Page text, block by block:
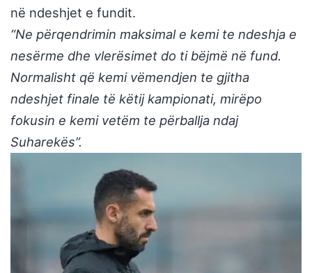
në ndeshjet e fundit.
“Ne përqendrimin maksimal e kemi te ndeshja e
nesërme dhe vlerësimet do ti bëjmë në fund.
Normalisht që kemi vëmendjen te gjitha
ndeshjet finale të këtij kampionati, mirëpo
fokusin e kemi vetëm te përballja ndaj
Suharekës”.